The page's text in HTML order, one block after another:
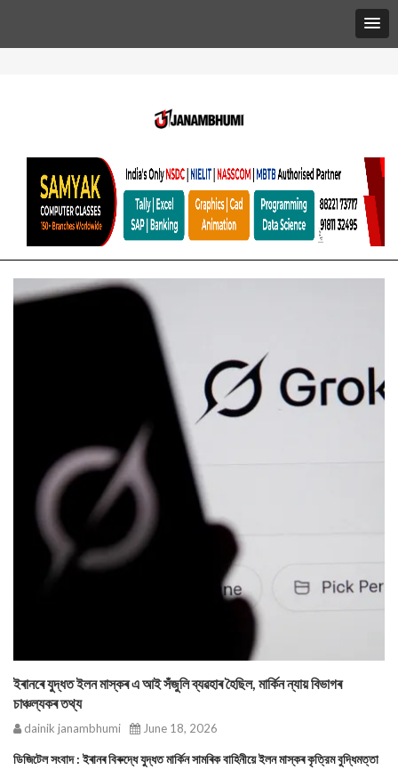
ইৰানৰে যুদ্ধত ইলন মাস্কৰ এ আই সঁজুলি ব্যৱহাৰ হৈছিল, মার্কিন ন্যায় বিভাগৰ
চাঞ্চল্যকৰ তথ্য
dainik janambhumi June 18, 2026
ডিজিটেল সংবাদ : ইৰানৰ বিৰুদ্ধে যুদ্ধত মার্কিন সামৰিক বাহিনীয়ে ইলন মাস্কৰ কৃত্রিম বুদ্ধিমত্তা